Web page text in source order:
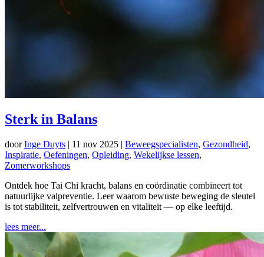
Sterk in Balans
doorInge Duyts | 11 nov 2025 | Beweegspecialisten, Gezondheid,
Inspiratie, Oefeningen, Opleiding, Wekelijkse lessen,
Zomerworkshops
Ontdek hoe Tai Chi kracht, balans en coördinatie combineert tot
natuurlijke valpreventie. Leer waarom bewuste beweging de sleutel
is tot stabiliteit, zelfvertrouwen en vitaliteit — op elke leeftijd.
lees meer...